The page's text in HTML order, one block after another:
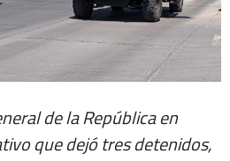
de la República en
que dejó tres detenidos,